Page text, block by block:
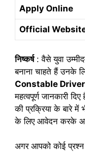
Apply Online
Official
निष्कर्ष: वैसे युवा
बनाना चाहते हैं उनके
Constable
महत्वपूर्ण जानकारी
की प्रक्रिया के बारे में
के लिए आवेदन करके
अगर आपको कोई